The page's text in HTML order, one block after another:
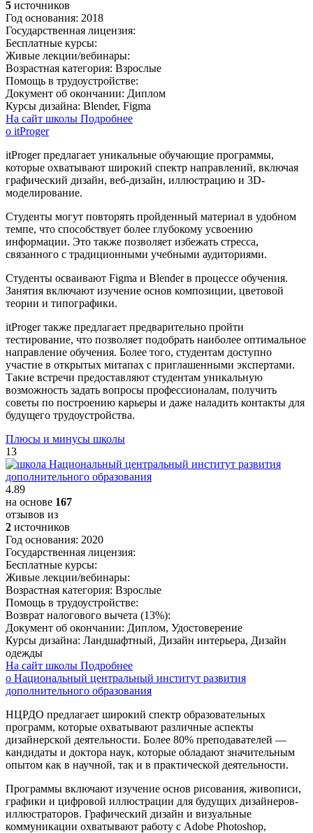
5 источников
Год основания: 2018
Государственная лицензия:
Бесплатные курсы:
Живые лекции/вебинары:
Возрастная категория: Взрослые
Помощь в трудоустройстве:
Документ об окончании: Диплом
Курсы дизайна: Blender, Figma
На сайт школы Подробнее
о itProger
itProger предлагает уникальные обучающие программы,
которые охватывают широкий спектр направлений, включая
графический дизайн, веб-дизайн, иллюстрацию и 3D-
моделирование.
Студенты могут повторять пройденный материал в удобном
темпе, что способствует более глубокому усвоению
информации. Это также позволяет избежать стресса,
связанного с традиционными учебными аудиториями.
Студенты осваивают Figma и Blender в процессе обучения.
Занятия включают изучение основ композиции, цветовой
теории и типографики.
itProger также предлагает предварительно пройти
тестирование, что позволяет подобрать наиболее оптимальное
направление обучения. Более того, студентам доступно
участие в открытых митапах с приглашенными экспертами.
Такие встречи предоставляют студентам уникальную
возможность задать вопросы профессионалам, получить
советы по построению карьеры и даже наладить контакты для
будущего трудоустройства.
Плюсы и минусы школы
13
4.89
на основе 167
отзывов из
2 источников
Год основания: 2020
Государственная лицензия:
Бесплатные курсы:
Живые лекции/вебинары:
Возрастная категория: Взрослые
Помощь в трудоустройстве:
Возврат налогового вычета (13%):
Документ об окончании: Диплом, Удостоверение
Курсы дизайна: Ландшафтный, Дизайн интерьера, Дизайн
одежды
На сайт школы Подробнее
о Национальный центральный институт развития
дополнительного образования
НЦРДО предлагает широкий спектр образовательных
программ, которые охватывают различные аспекты
дизайнерской деятельности. Более 80% преподавателей —
кандидаты и доктора наук, которые обладают значительным
опытом как в научной, так и в практической деятельности.
Программы включают изучение основ рисования, живописи,
графики и цифровой иллюстрации для будущих дизайнеров-
иллюстраторов. Графический дизайн и визуальные
коммуникации охватывают работу с Adobe Photoshop,